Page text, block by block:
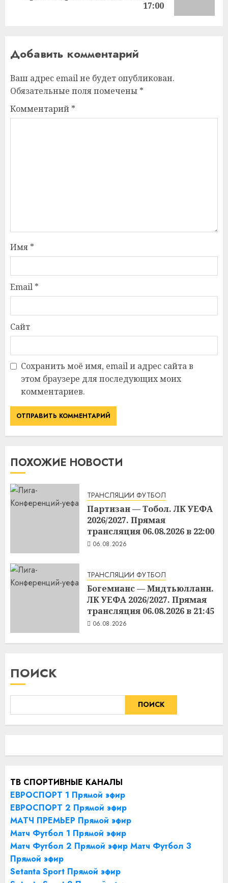
17:00
Добавить комментарий
Ваш адрес email не будет опубликован.
Обязательные поля помечены *
Комментарий *
Имя *
Email *
Сайт
Сохранить моё имя, email и адрес сайта в
этом браузере для последующих моих
комментариев.
ПОХОЖИЕ НОВОСТИ
ТРАНСЛЯЦИИ ФУТБОЛ
Партизан — Тобол. ЛК УЕФА
2026/2027. Прямая
трансляция 06.08.2026 в 22:00
06.08.2026
ТРАНСЛЯЦИИ ФУТБОЛ
Богемианс — Мидтьюлланн.
ЛК УЕФА 2026/2027. Прямая
трансляция 06.08.2026 в 21:45
06.08.2026
ПОИСК
ПОИСК
ТВ СПОРТИВНЫЕ КАНАЛЫ
ЕВРОСПОРТ 1 Прямой эфир
ЕВРОСПОРТ 2 Прямой эфир
МАТЧ ПРЕМЬЕР Прямой эфир
Матч Футбол 1 Прямой эфир
Матч Футбол 2 Прямой эфир Матч Футбол 3
Прямой эфир
Setanta Sport Прямой эфир